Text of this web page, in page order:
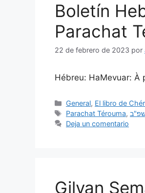
Boletín
Parachat
22 de febrero de 2023 por
Hébreu: HaMevuar: À
General, El libro de
Parachat Térouma,
Deja un comentario
Gilyan